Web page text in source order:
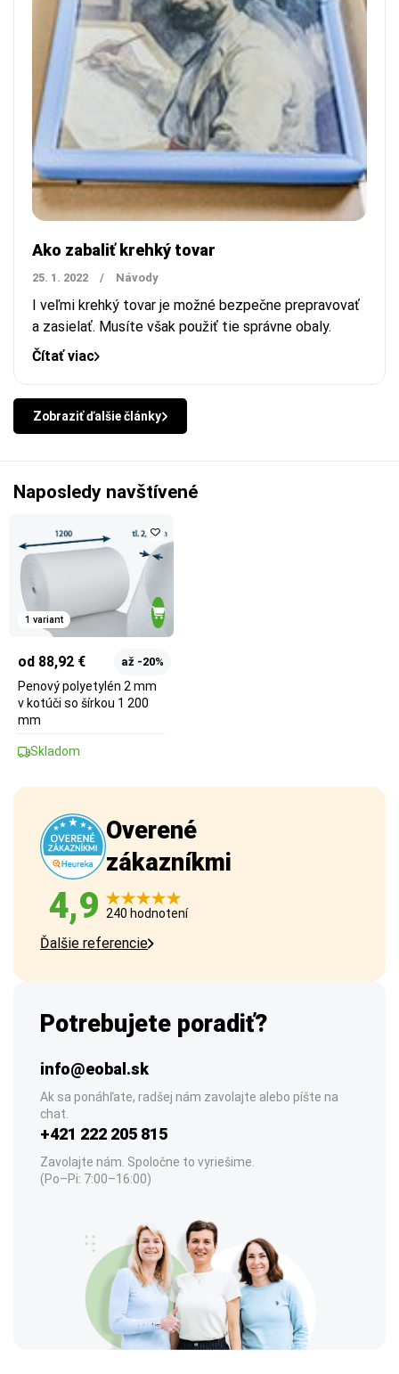
Ako zabaliť krehký tovar
25. 1. 2022 / Návody
I veľmi krehký tovar je možné bezpečne prepravovať
a zasielať. Musíte však použiť tie správne obaly.
Čítať viac
Zobraziť ďalšie články
Naposledy navštívené
1 variant
od 88,92 € až -20%
Penový polyetylén 2 mm
v kotúči so šírkou 1 200
mm
Skladom
Overené
zákazníkmi
4,9 240 hodnotení
Ďalšie referencie
Potrebujete poradiť?
info@eobal.sk
Ak sa ponáhľate, radšej nám zavolajte alebo píšte na
chat.
+421 222 205 815
Zavolajte nám. Spoločne to vyriešime.
(Po–Pi: 7:00–16:00)